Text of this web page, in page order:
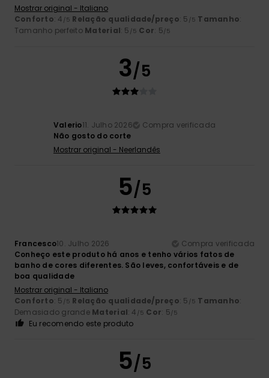
Mostrar original - Italiano
Conforto: 4 /5 Relação qualidade/preço: 5 /5 Tamanho:
Tamanho perfeito Material: 5 /5 Cor: 5/5
3/5
Valerio11. Julho 2026
Compra verificada
Não gosto do corte
Mostrar original - Neerlandês
5/5
Francesco10. Julho 2026
Compra verificada
Conheço este produto há anos e tenho vários fatos de
banho de cores diferentes. São leves, confortáveis e de
boa qualidade
Mostrar original - Italiano
Conforto: 5 /5 Relação qualidade/preço: 5 /5 Tamanho:
Demasiado grande Material: 4 /5 Cor: 5/5
Eu recomendo este produto
5/5